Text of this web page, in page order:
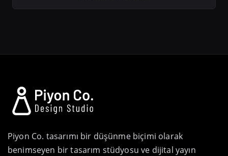
Piyon Co. tasarımı bir düşünme biçimi olarak
benimseyen bir tasarım stüdyosu ve dijital yayın